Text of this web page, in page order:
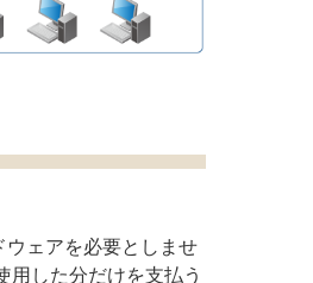
ェアを必要としませ
用した分だけを支払う